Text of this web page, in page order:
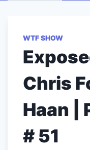
WTF SHOW
Chris
Haan |
# 51